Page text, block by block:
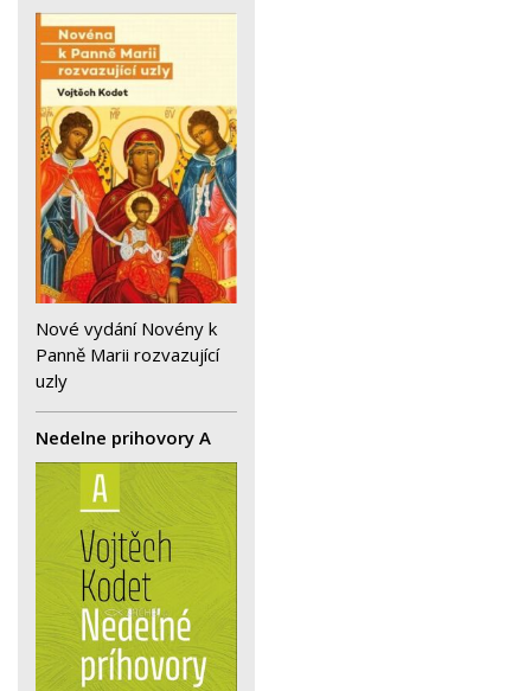
Nové vydání Novény k
Panně Marii rozvazující
uzly
Nedelne prihovory A